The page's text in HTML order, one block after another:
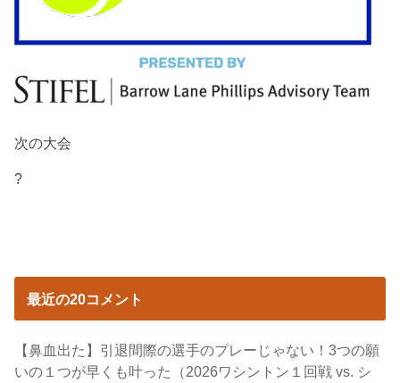
次の大会
?
最近の20コメント
【鼻血出た】引退間際の選手のプレーじゃない！3つの願
いの１つが早くも叶った（2026ワシントン１回戦 vs. シ